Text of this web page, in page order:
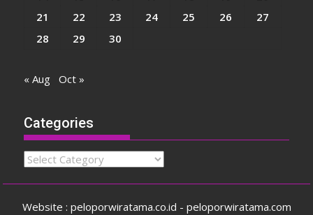
21
22 23 24 25 26
27
28
29 30
« Aug Oct »
Categories
Categories
Website : peloporwiratama.co.id - peloporwiratama.com